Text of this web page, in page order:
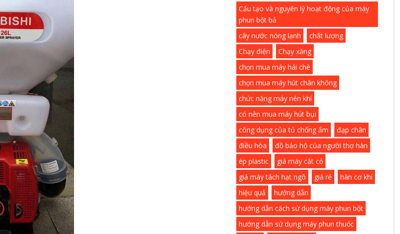
Cấu tạo và nguyên lý hoạt động của máy
phun bột bả
cây nước nóng lạnh
chất lượng
Chạy điện
Chạy xăng
chọn mua máy hái chè
chọn mua máy hút chân không
chức năng máy nén khí
có nên mua máy hút bụi
công dụng của tủ chống ẩm
đạp chân
điều hòa
đồ bảo hộ của người thợ hàn
ép plastic
giá máy cắt cỏ
giá máy tách hạt ngô
giá rẻ
hàn cơ khí
hiệu quả
hướng dẫn
hướng dẫn cách sử dụng máy phun bột
hướng dẫn sử dụng máy phun thuốc